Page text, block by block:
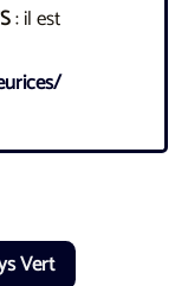
: il est
Vert